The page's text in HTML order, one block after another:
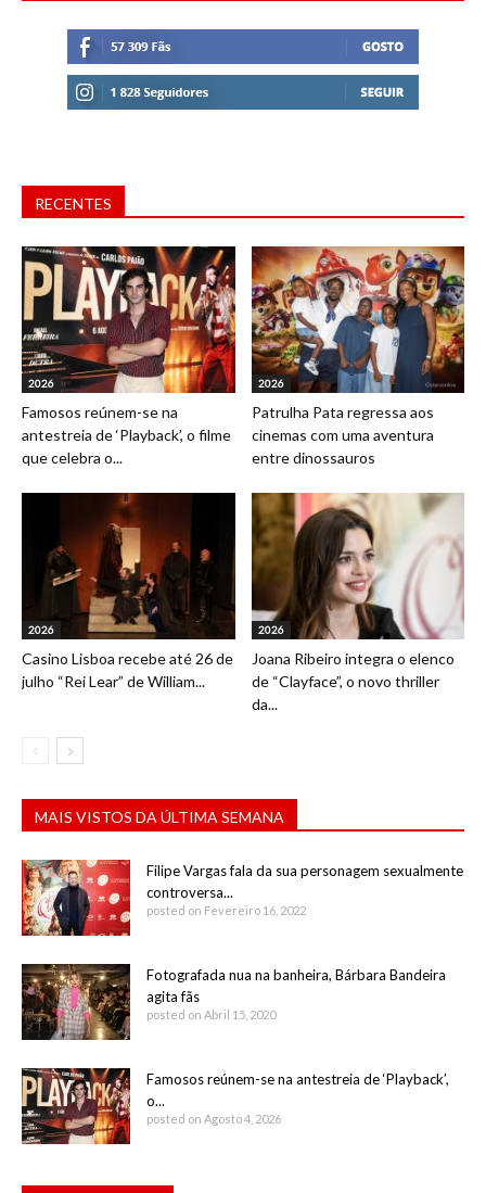
RECENTES
2026
Famosos reúnem-se na
antestreia de ‘Playback’, o filme
que celebra o...
2026
Patrulha Pata regressa aos
cinemas com uma aventura
entre dinossauros
2026
Casino Lisboa recebe até 26 de
julho “Rei Lear” de William...
2026
Joana Ribeiro integra o elenco
de “Clayface”, o novo thriller
da...
MAIS VISTOS DA ÚLTIMA SEMANA
Filipe Vargas fala da sua personagem sexualmente
controversa...
posted on Fevereiro 16, 2022
Fotografada nua na banheira, Bárbara Bandeira
agita fãs
posted on Abril 15, 2020
Famosos reúnem-se na antestreia de ‘Playback’,
o...
posted on Agosto 4, 2026